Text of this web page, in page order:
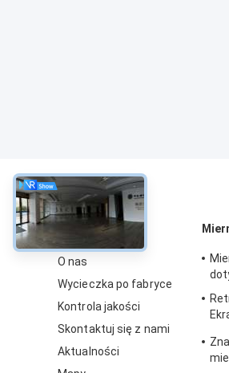
O nas
Wycieczka po fabryce
Kontrola jakości
Skontaktuj się z nami
Aktualności